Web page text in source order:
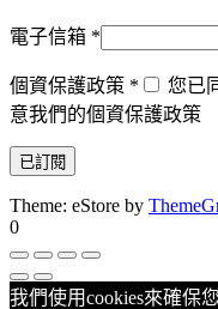
電子信箱 *
個資保護政策 *
您已
意我們的個資保護政策
Theme: eStore by
0
我們使用cookies來確保